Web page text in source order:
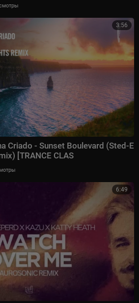
3:56
Criado - Sunset Boulevard (Sted-E
[TRANCE CLAS
6:49